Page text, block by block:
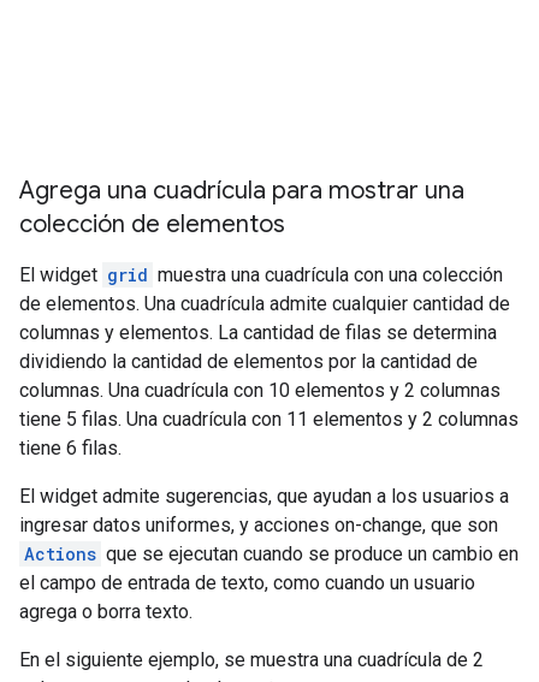
Agrega una cuadrícula para mostrar una
colección de elementos
El widget grid muestra una cuadrícula con una colección
de elementos. Una cuadrícula admite cualquier cantidad de
columnas y elementos. La cantidad de filas se determina
dividiendo la cantidad de elementos por la cantidad de
columnas. Una cuadrícula con 10 elementos y 2 columnas
tiene 5 filas. Una cuadrícula con 11 elementos y 2 columnas
tiene 6 filas.
El widget admite sugerencias, que ayudan a los usuarios a
ingresar datos uniformes, y acciones on-change, que son
Actions que se ejecutan cuando se produce un cambio en
el campo de entrada de texto, como cuando un usuario
agrega o borra texto.
En el siguiente ejemplo, se muestra una cuadrícula de 2